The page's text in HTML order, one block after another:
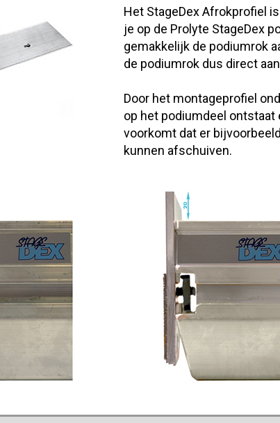
Het StageDex Afrokprofiel
je op de Prolyte StageDex
gemakkelijk de podiumrok
de podiumrok dus direct
Door het montageprofiel
op het podiumdeel ontstaat
voorkomt dat er
kunnen afschuiven.